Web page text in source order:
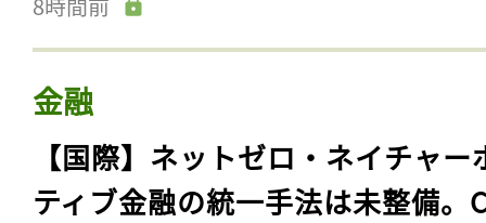
金融
【国際】ネットゼロ・ネイチャー
ティブ金融の統一手法は未整備。